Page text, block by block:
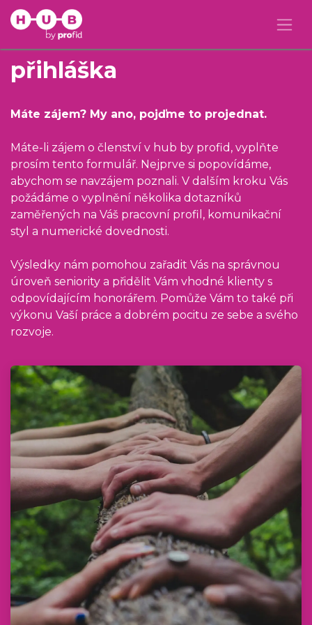
přihláška
Máte zájem? My ano, pojďme to projednat.
Máte-li zájem o členství v hub by profid, vyplňte
prosím tento formulář. Nejprve si popovídáme,
abychom se navzájem poznali. V dalším kroku Vás
požádáme o vyplnění několika dotazníků
zaměřených na Váš pracovní profil, komunikační
styl a numerické dovednosti.
Výsledky nám pomohou zařadit Vás na správnou
úroveň seniority a přidělit Vám vhodné klienty s
odpovídajícím honorářem. Pomůže Vám to také při
výkonu Vaší práce a dobrém pocitu ze sebe a svého
rozvoje.